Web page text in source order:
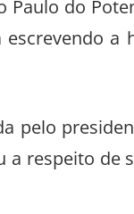
Paulo do
escrevendo
pelo
a respeito de